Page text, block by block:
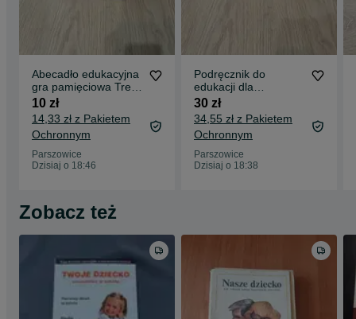
Abecadło edukacyjna
gra pamięciowa Trefl
do nauki alfabetu liter
10 zł
14,33 zł z Pakietem
Ochronnym
Parszowice
Dzisiaj o 18:46
Podręcznik do
edukacji dla
bezpieczeństwa dla
liceum i technikum
nowa era
30 zł
34,55 zł z Pakietem
Ochronnym
Parszowice
Dzisiaj o 18:38
Zobacz też